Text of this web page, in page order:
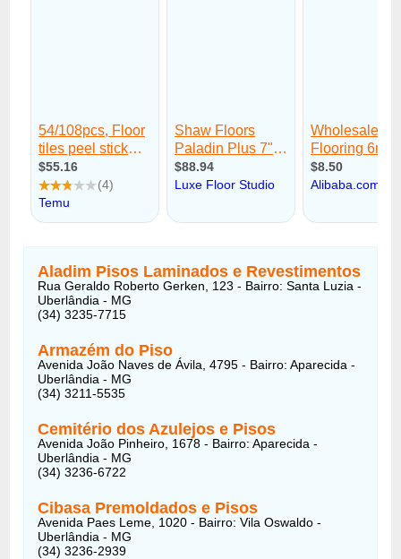
Aladim Pisos Laminados e Revestimentos
Rua Geraldo Roberto Gerken, 123 - Bairro: Santa Luzia -
Uberlândia - MG
(34) 3235-7715
Armazém do Piso
Avenida João Naves de Ávila, 4795 - Bairro: Aparecida -
Uberlândia - MG
(34) 3211-5535
Cemitério dos Azulejos e Pisos
Avenida João Pinheiro, 1678 - Bairro: Aparecida -
Uberlândia - MG
(34) 3236-6722
Cibasa Premoldados e Pisos
Avenida Paes Leme, 1020 - Bairro: Vila Oswaldo -
Uberlândia - MG
(34) 3236-2939